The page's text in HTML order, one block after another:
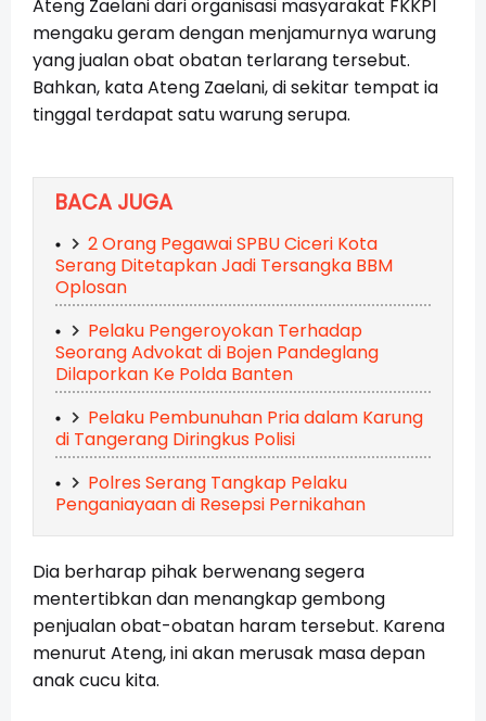
Ateng Zaelani dari organisasi masyarakat FKKPI
mengaku geram dengan menjamurnya warung
yang jualan obat obatan terlarang tersebut.
Bahkan, kata Ateng Zaelani, di sekitar tempat ia
tinggal terdapat satu warung serupa.
BACA JUGA
2 Orang Pegawai SPBU Ciceri Kota
Serang Ditetapkan Jadi Tersangka BBM
Oplosan
Pelaku Pengeroyokan Terhadap
Seorang Advokat di Bojen Pandeglang
Dilaporkan Ke Polda Banten
Pelaku Pembunuhan Pria dalam Karung
di Tangerang Diringkus Polisi
Polres Serang Tangkap Pelaku
Penganiayaan di Resepsi Pernikahan
Dia berharap pihak berwenang segera
mentertibkan dan menangkap gembong
penjualan obat-obatan haram tersebut. Karena
menurut Ateng, ini akan merusak masa depan
anak cucu kita.